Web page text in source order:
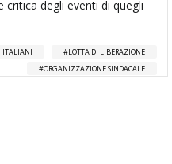
critica degli eventi di quegli
ITALIANI
LOTTA DI LIBERAZIONE
ORGANIZZAZIONE SINDACALE